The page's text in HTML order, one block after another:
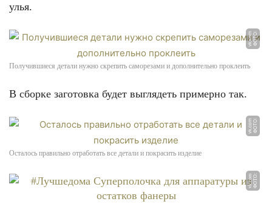
улья.
Ф
О
Т
О:
v
k.
c
o
m
Получившиеся детали нужно скрепить саморезами и дополнительно проклеить
В сборке заготовка будет выглядеть примерно так.
Ф
О
Т
О:
v
k.
c
o
m
Осталось правильно отработать все детали и покрасить изделие
Ф
О
Т
О:
v
k.
c
o
m